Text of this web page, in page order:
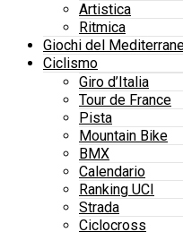
Artistica
Ritmica
Giochi del
Ciclismo
Giro d’Italia
Tour de France
Pista
Mountain Bike
BMX
Calendario
Ranking UCI
Strada
Ciclocross